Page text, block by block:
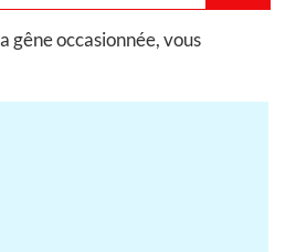
gêne occasionnée, vous